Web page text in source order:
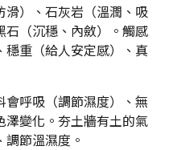
滑）、石灰岩（溫潤、吸
（沉穩、內斂）。觸感
穩重（給人安定感）、真
會呼吸（調節濕度）、無
變化。夯土牆有土的氣
節溫濕度。